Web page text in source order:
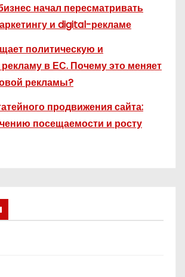
начал пересматривать
и digital-рекламе
политическую и
в ЕС. Почему это меняет
рекламы?
продвижения сайта:
посещаемости и росту